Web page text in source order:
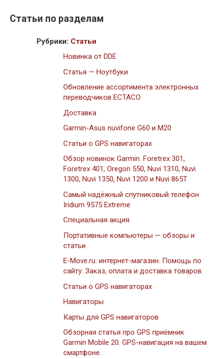
Статьи по разделам
Рубрики: Статьи
Новинка от DDE
Статья — Ноутбуки
Обновление ассортимента электронных
переводчиков ECTACO
Доставка
Garmin-Asus nuvifone G60 и M20
Статьи о GPS навигаторах
Обзор новинок Garmin. Foretrex 301,
Foretrex 401, Oregon 550, Nuvi 1310, Nuvi
1300, Nuvi 1350, Nuvi 1200 и Nuvi 865T
Самый надёжный спутниковый телефон
Iridium 9575 Extreme
Специальная акция
Портативные компьютеры — обзоры и
статьи
E-Move.ru: интернет-магазин. Помощь по
сайту. Заказ, оплата и доставка товаров.
Статьи о GPS навигаторах
Навигаторы
Карты для GPS навигаторов
Обзорная статья про GPS приёмник
Garmin Mobile 20. GPS-навигация на вашем
смартфоне.